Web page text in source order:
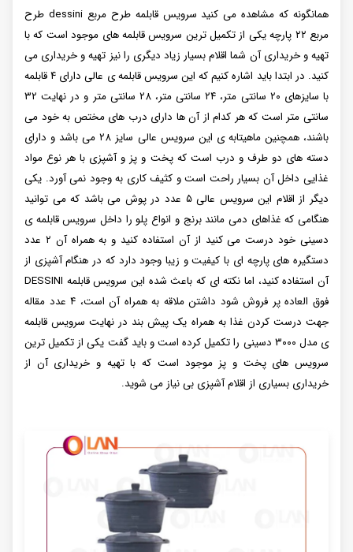
همانگونه که مشاهده می کنید سرویس قابلمه طرح مربع dessini طرح
مربع ۲۲ پارچه یکی از تکمیل ترین سرویس قابلمه های موجود است که با
تهیه و خریداری آن شما اقلام بسیار زیاد دیگری را نیز تهیه و خریداری می
کنید. در ابتدا باید اشاره کنیم که این سرویس قابلمه ی عالی دارای ۴ قابلمه
با سایزهای ۲۰ سانتی متر، ۲۴ سانتی متر، ۲۸ سانتی متر و در نهایت ۳۲
سانتی متر است که هر کدام از آن ها دارای درب های مختص به خود می
باشند، همچنین ماهیتابه ی این سرویس عالی سایز ۲۸ می باشد و دارای
دسته های دو طرف و درب است که پخت و پز و آشپزی با هر نوع مواد
غذایی داخل آن بسیار راحت است و کثیف کاری به وجود نمی آورد. یکی
دیگر از اقلام این سرویس عالی ۵ عدد در پوش می باشد که می توانید
هنگامی که غذاهای دمی مانند برنج و انواع پلو را داخل سرویس قابلمه ی
دسینی خود درست می کنید از آن استفاده کنید و به همراه آن ۲ عدد
دستگیره های پارچه ای با کیفیت و زیبا وجود دارد که در هنگام آشپزی از
آن استفاده کنید، اما نکته ای که باعث شده این سرویس قابلمه DESSINI
فوق العاده پر فروش شود داشتن ملاقه به همراه آن است، ۴ عدد مقاله
جهت درست کردن غذا به همراه یک پیش بند در نهایت سرویس قابلمه
ی مدل ۳۰۰۰ دسینی را تکمیل کرده است و باید گفت یکی از تکمیل ترین
سرویس های پخت و پز موجود است که با تهیه و خریداری آن از
خریداری بسیاری از اقلام آشپزی بی نیاز می شوید.